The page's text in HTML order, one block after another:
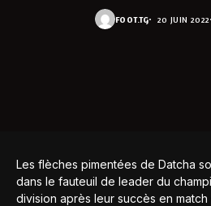
FOOT.TG 20 JUIN 2022
Les flèches pimentées de Datcha
dans le fauteuil de leader du
division après leur succès en